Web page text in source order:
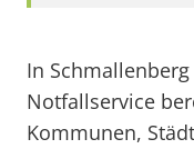
In
Notfallservice
Kommunen,